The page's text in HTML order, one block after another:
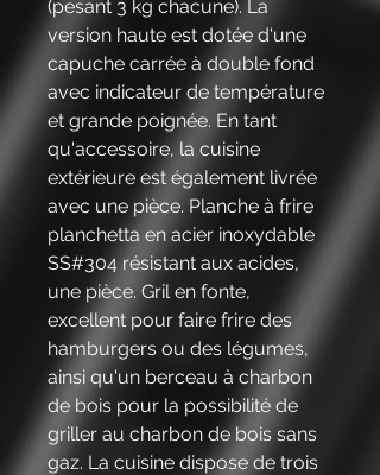
(pesant 3 kg chacune). La
version haute est dotée d'une
capuche carrée à double fond
avec indicateur de température
et grande poignée. En tant
qu'accessoire, la cuisine
extérieure est également livrée
avec une pièce. Planche à frire
planchetta en acier inoxydable
SS#304 résistant aux acides,
une pièce. Gril en fonte,
excellent pour faire frire des
hamburgers ou des légumes,
ainsi qu'un berceau à charbon
de bois pour la possibilité de
griller au charbon de bois sans
gaz. La cuisine dispose de trois